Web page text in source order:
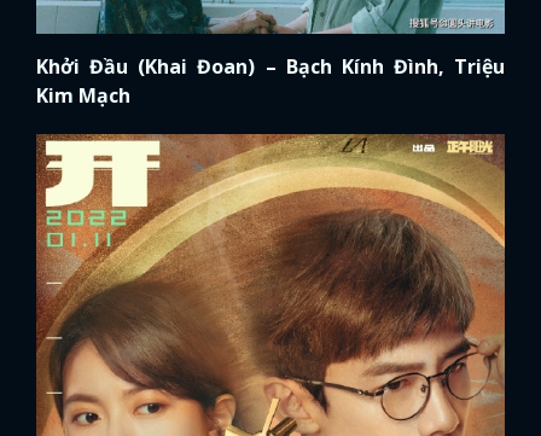
Khởi Đầu (Khai Đoan) – Bạch Kính Đình, Triệu
Kim Mạch